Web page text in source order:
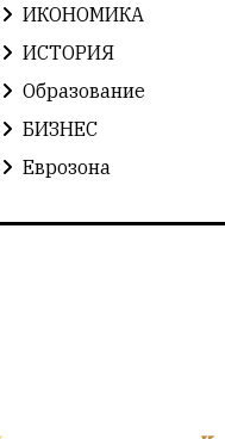
ИКОНОМИКА
ИСТОРИЯ
Образование
БИЗНЕС
Еврозона